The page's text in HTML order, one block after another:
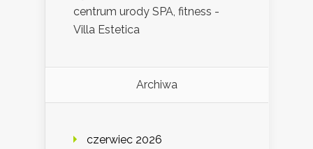
centrum urody SPA, fitness -
Villa Estetica
Archiwa
czerwiec 2026